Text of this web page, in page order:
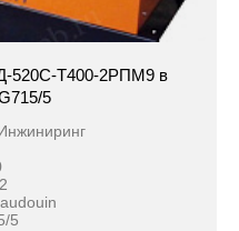
520С-Т400-2РПМ9 в
5
5